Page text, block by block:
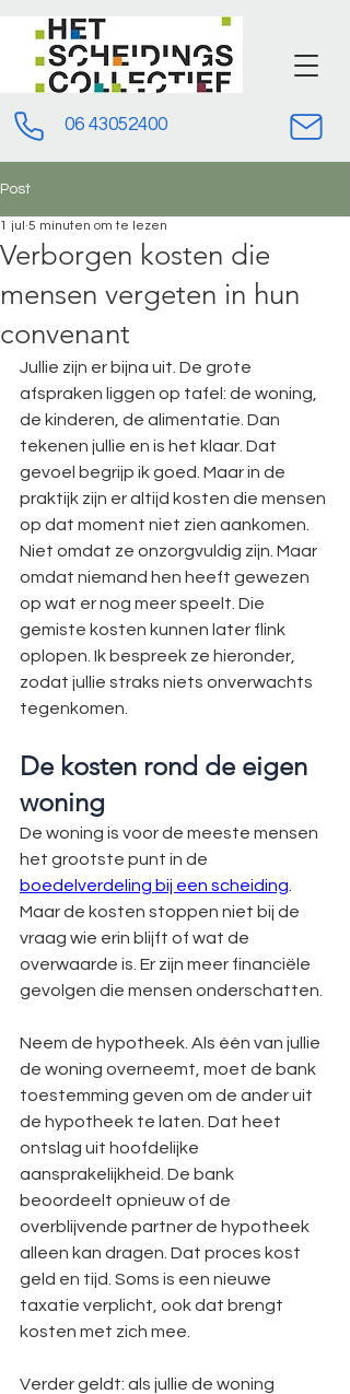
06 43052400
Post
Verborgen kosten die
mensen vergeten in hun
convenant
1 jul 5 minuten om te lezen
Jullie zijn er bijna uit. De grote
afspraken liggen op tafel: de woning,
de kinderen, de alimentatie. Dan
tekenen jullie en is het klaar. Dat
gevoel begrijp ik goed. Maar in de
praktijk zijn er altijd kosten die mensen
op dat moment niet zien aankomen.
Niet omdat ze onzorgvuldig zijn. Maar
omdat niemand hen heeft gewezen
op wat er nog meer speelt. Die
gemiste kosten kunnen later flink
oplopen. Ik bespreek ze hieronder,
zodat jullie straks niets onverwachts
tegenkomen.
De kosten rond de eigen
woning
De woning is voor de meeste mensen
het grootste punt in de
boedelverdeling bij een scheiding
Maar de kosten stoppen niet bij de
vraag wie erin blijft of wat de
overwaarde is. Er zijn meer financiële
gevolgen die mensen onderschatten.
Neem de hypotheek. Als één van jullie
de woning overneemt, moet de bank
toestemming geven om de ander uit
de hypotheek te laten. Dat heet
ontslag uit hoofdelijke
aansprakelijkheid. De bank
beoordeelt opnieuw of de
overblijvende partner de hypotheek
alleen kan dragen. Dat proces kost
geld en tijd. Soms is een nieuwe
taxatie verplicht, ook dat brengt
kosten met zich mee.
Verder geldt: als jullie de woning